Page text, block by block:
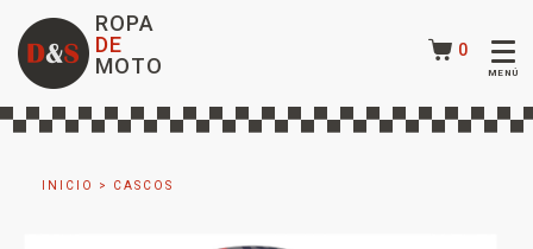
ROPA
DE
MOTO
0
INICIO > CASCOS